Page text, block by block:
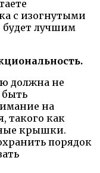
с изогнутыми
лучшим
должна не
быть
на
такого как
крышки.
порядок